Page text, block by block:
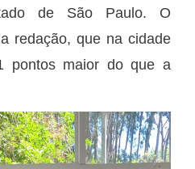
de São Paulo. O
redação, que na cidade
pontos maior do que a